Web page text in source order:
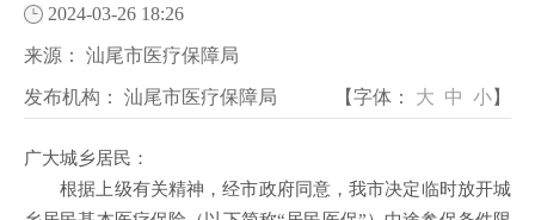
2024-03-26 18:26
来源： 汕尾市医疗保障局
发布机构： 汕尾市医疗保障局 【字体： 大 中 小】
广大城乡居民：
根据上级有关精神，经市政府同意，我市决定临时放开城